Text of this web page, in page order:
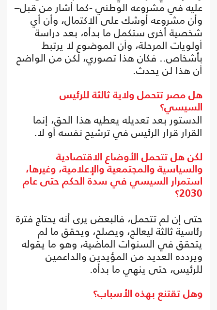
عليه في مشروعه الوطني -كما أشار من قبل–
وأن مشروعه أوشك على الاكتمال، وأن أي
شخصية أخرى ستكمل ما بدأه، بعد دراسة
أولويات المرحلة، وأن الموضوع لا يرتبط
بأشخاص.. فكان هذا تصوري، لكن من الواضح
أن هذا لن يحدث.
هل مصر تتحمل ولاية ثالثة للرئيس
السيسي؟
الدستور بعد تعديله يعطيه هذا الحق، إنما
القرار قرار الرئيس في ترشيح نفسه أو لا.
لكن هل تتحمل الأوضاع الاقتصادية
والسياسية والمجتمعية والإعلامية، وغيرها،
استمرار السيسي في سدة الحكم حتى عام
2030؟
حتى إن لم تتحمل، فالبعض يرى أنه يحتاج فترة
رئاسية ثالثة ليعالج، ويصلح، ويحقق ما لم
يتحقق في السنوات الماضية، وهو ما يقوله
ويردده العديد من المؤيدين والداعمين
للرئيس، حتى ينهي ما بدأه.
وهل تقتنع بهذه الأسباب؟